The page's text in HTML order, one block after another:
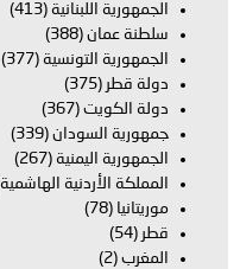
الجمهورية اللبنانية (413)
سلطنة عمان (388)
الجمهورية التونسية (377)
دولة قطر (375)
دولة الكويت (367)
جمهورية السودان (339)
الجمهورية اليمنية (267)
المملكة الأردنية الهاشمية
موريتانيا (78)
قطر (54)
المغرب (2)